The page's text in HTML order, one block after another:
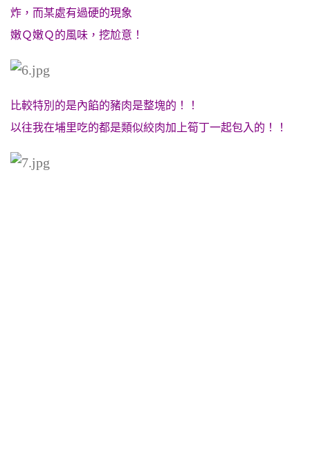
炸，而某處有過硬的現象
嫩Ｑ嫩Ｑ的風味，挖尬意！
比較特別的是內餡的豬肉是整塊的！！
以往我在埔里吃的都是類似絞肉加上筍丁一起包入的！！